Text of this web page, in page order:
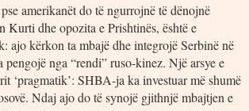
amerikanët do të ngurrojnë të dënojnë
Kurti dhe opozita e Prishtinës, është e
ajo kërkon ta mbajë dhe integrojë Serbinë në
pengojë nga “rendi” ruso-kinez. Një arsye e
‘pragmatik’: SHBA-ja ka investuar më shumë
Ndaj ajo do të synojë gjithnjë mbajtjen e